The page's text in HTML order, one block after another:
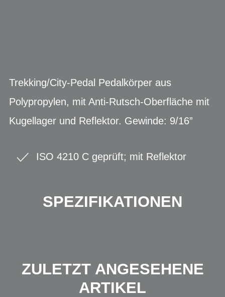
Trekking/City-Pedal Pedalkörper aus
Polypropylen, mit Anti-Rutsch-Oberfläche mit
Kugellager und Reflektor. Gewinde: 9/16”
ISO 4210 C geprüft; mit Reflektor
SPEZIFIKATIONEN
ZULETZT ANGESEHENE
ARTIKEL